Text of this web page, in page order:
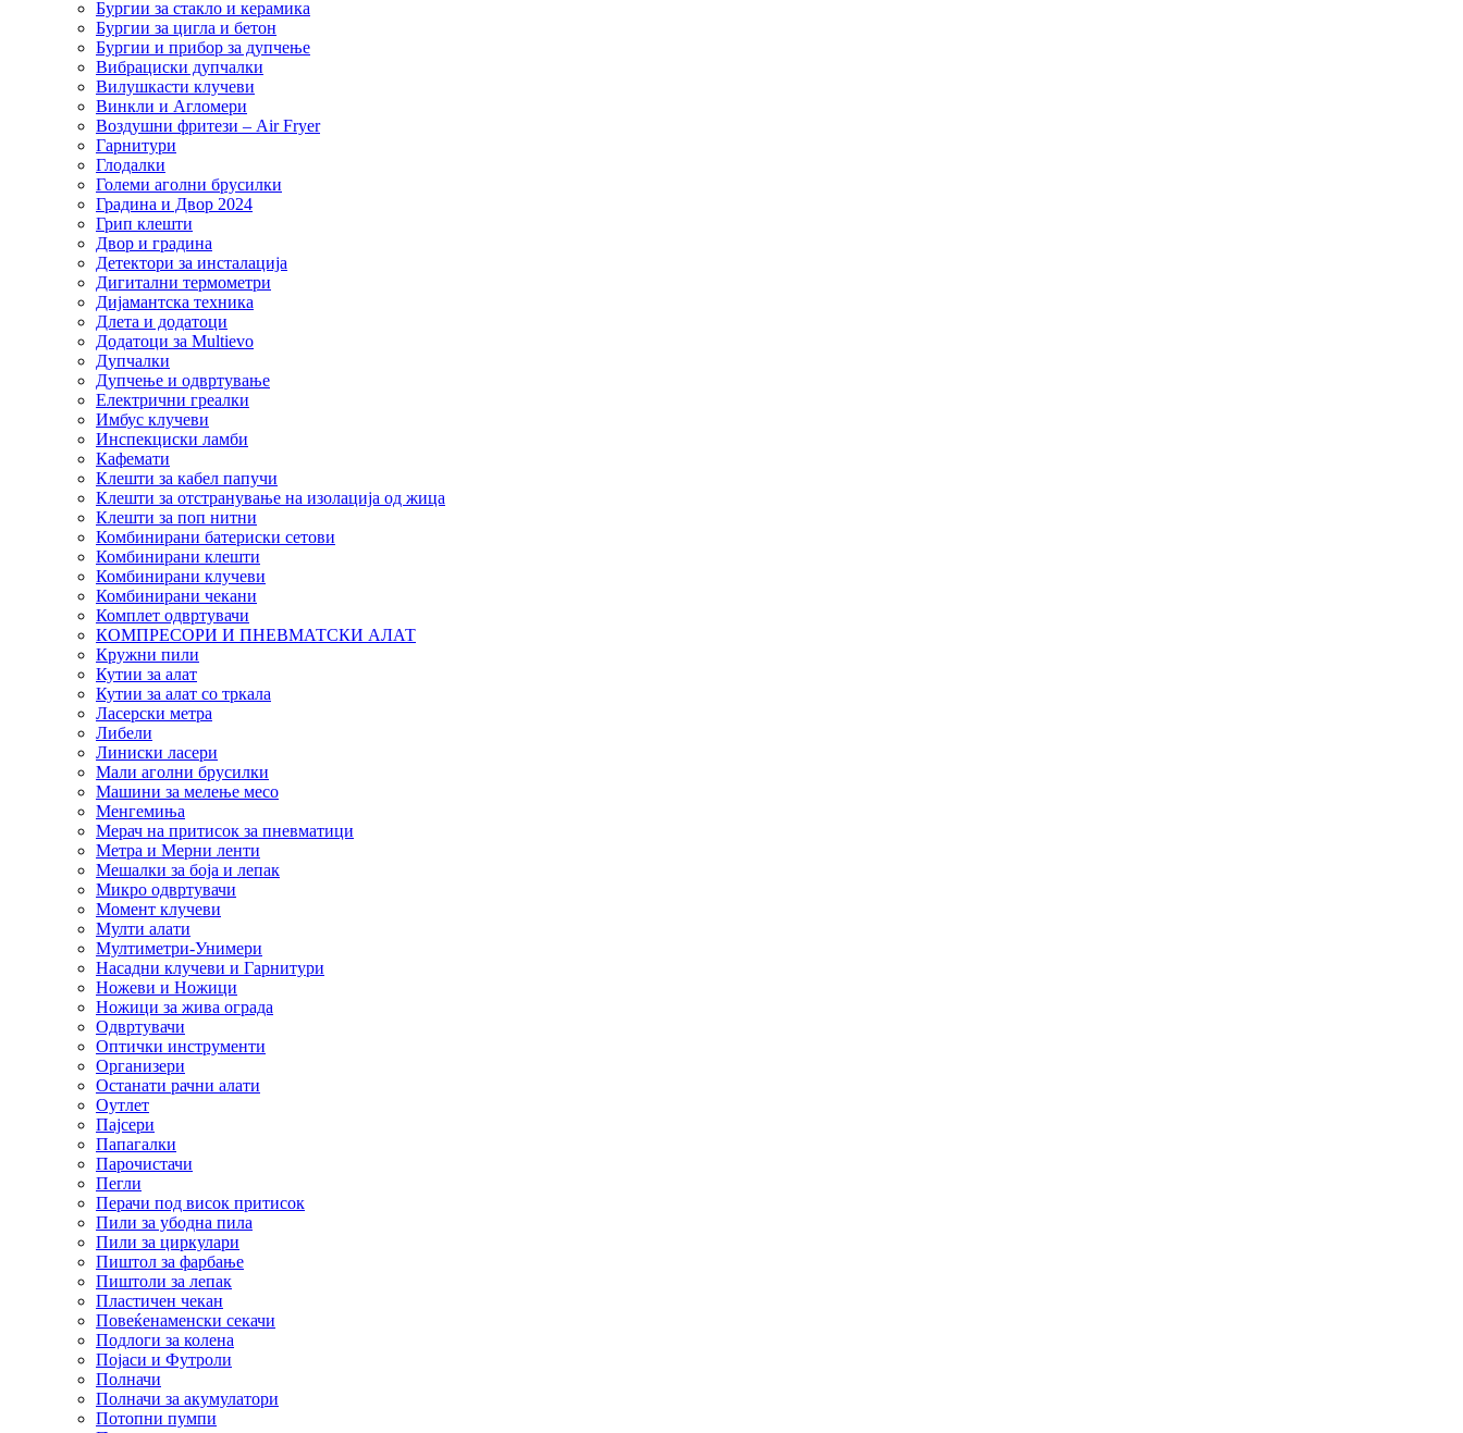
Бургии за стакло и керамика
Бургии за цигла и бетон
Бургии и прибор за дупчење
Вибрациски дупчалки
Вилушкасти клучеви
Винкли и Агломери
Воздушни фритези – Air Fryer
Гарнитури
Глодалки
Големи аголни брусилки
Градина и Двор 2024
Грип клешти
Двор и градина
Детектори за инсталација
Дигитални термометри
Дијамантска техника
Длета и додатоци
Додатоци за Multievo
Дупчалки
Дупчење и одвртување
Електрични греалки
Имбус клучеви
Инспекциски ламби
Кафемати
Клешти за кабел папучи
Клешти за отстранување на изолација од жица
Клешти за поп нитни
Комбинирани батериски сетови
Комбинирани клешти
Комбинирани клучеви
Комбинирани чекани
Комплет одвртувачи
КОМПРЕСОРИ И ПНЕВМАТСКИ АЛАТ
Кружни пили
Кутии за алат
Кутии за алат со тркала
Ласерски метра
Либели
Линиски ласери
Мали аголни брусилки
Машини за мелење месо
Менгемиња
Мерач на притисок за пневматици
Метра и Мерни ленти
Мешалки за боја и лепак
Микро одвртувачи
Момент клучеви
Мулти алати
Мултиметри-Унимери
Насадни клучеви и Гарнитури
Ножеви и Ножици
Ножици за жива ограда
Одвртувачи
Оптички инструменти
Организери
Останати рачни алати
Оутлет
Пајсери
Папагалки
Парочистачи
Пегли
Перачи под висок притисок
Пили за убодна пила
Пили за циркулари
Пиштол за фарбање
Пиштоли за лепак
Пластичен чекан
Повеќенаменски секачи
Подлоги за колена
Појаси и Футроли
Полначи
Полначи за акумулатори
Потопни пумпи